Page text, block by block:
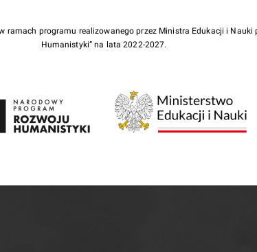
ramach programu realizowanego przez Ministra Edukacji i Nauki
Humanistyki” na lata 2022-2027.